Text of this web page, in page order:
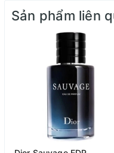
Độ tuổi khuyên dùng:
Nồng độ:
EDP
Nhà pha chế:
Độ lưu hương: Lâu
Độ toả hương:
Thời điểm khuyên
Sản phẩm liên